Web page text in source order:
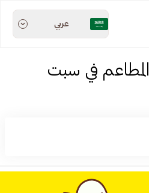
عربي
المطاعم في سبت